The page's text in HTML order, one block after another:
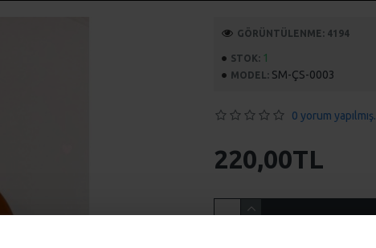
STOK: 1
MODEL: SM-ÇS-0003
GÖRÜNTÜLENME: 4194
0 yorum yapılmış.
220,00TL